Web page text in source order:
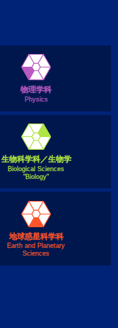
物理学科
Physics
生物科学科／生物学
Biological Sciences
"Biology"
地球惑星科学科
Earth and Planetary
Sciences